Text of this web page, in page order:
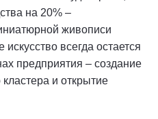
на 20% –
живописи
всегда остается
предприятия – создание
кластера и открытие